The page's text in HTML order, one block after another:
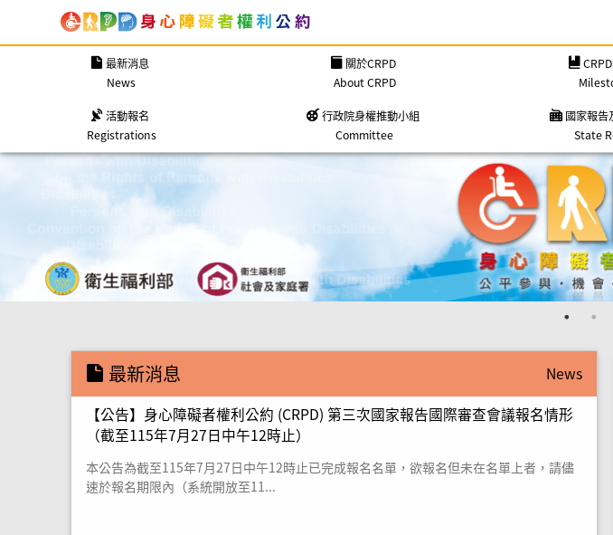
跳到網頁主體區域
:::
最新消息
News
關於CRPD
About CRPD
活動報名
Registrations
行政院身權推動小組
Committee
國家報告
State
:::
最新消息
News
【公告】身心障礙者權利公約 (CRPD) 第三次國家報告國際審查會議報名情形
（截至115年7月27日中午12時止）
本公告為截至115年7月27日中午12時止已完成報名名單，欲報名但未在名單上者，請儘
速於報名期限內（系統開放至11...